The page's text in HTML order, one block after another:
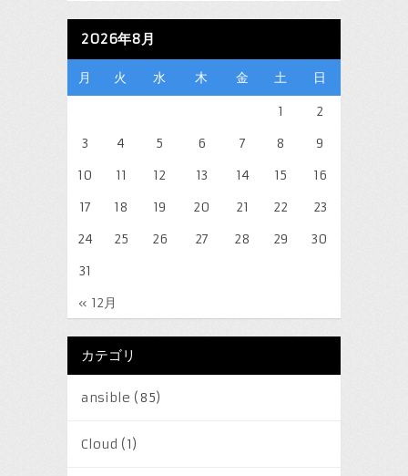
2026年8月
月 火 水 木 金 土 日
« 12月
1
2
3
4 5 6 7 8
9
10
11 12 13 14 15
16
17
18 19 20 21 22
23
24
25 26 27 28 29
30
31
カテゴリ
ansible (85)
Cloud (1)